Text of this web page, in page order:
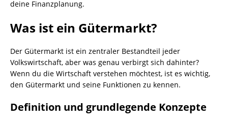
deine Finanzplanung.
Was ist ein Gütermarkt?
Der Gütermarkt ist ein zentraler Bestandteil jeder
Volkswirtschaft, aber was genau verbirgt sich dahinter?
Wenn du die Wirtschaft verstehen möchtest, ist es wichtig,
den Gütermarkt und seine Funktionen zu kennen.
Definition und grundlegende Konzepte